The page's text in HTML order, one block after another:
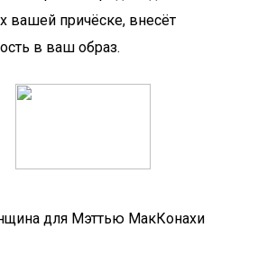
вашей причёске, внесёт
в ваш образ.
для Мэттью МакКонахи